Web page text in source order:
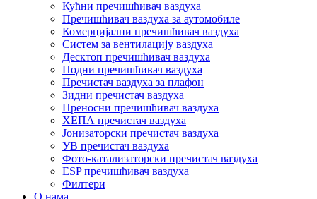
Кућни пречишћивач ваздуха
Пречишћивач ваздуха за аутомобиле
Комерцијални пречишћивач ваздуха
Систем за вентилацију ваздуха
Десктоп пречишћивач ваздуха
Подни пречишћивач ваздуха
Пречистач ваздуха за плафон
Зидни пречистач ваздуха
Преносни пречишћивач ваздуха
ХЕПА пречистач ваздуха
Јонизаторски пречистач ваздуха
УВ пречистач ваздуха
Фото-катализаторски пречистач ваздуха
ESP пречишћивач ваздуха
Филтери
О нама